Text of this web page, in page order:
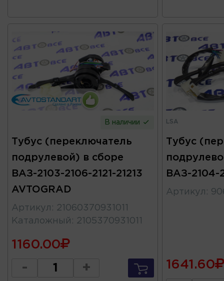
В наличии
Тубус (переключатель
подрулевой) в сборе
ВАЗ-2103-2106-2121-21213
AVTOGRAD
Артикул : 21060370931011
Каталожный : 2105370931011
1160.00
- +
LSA
Тубус
ВАЗ-2104-
Артикул :
1641.60